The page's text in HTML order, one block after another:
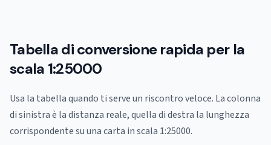
Tabella di conversione rapida per la
scala 1:25000
Usa la tabella quando ti serve un riscontro veloce. La colonna
di sinistra è la distanza reale, quella di destra la lunghezza
corrispondente su una carta in scala 1:25000.